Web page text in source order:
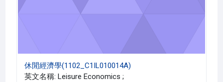
休閒經濟學(1102_C1IL010014A)
英文名稱: Leisure Economics ;